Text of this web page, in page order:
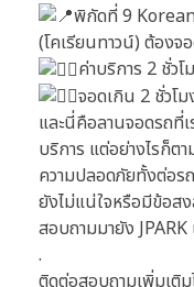
พิกัดที่ 9
(โคเรียนทาวน์) ต้องจ
ค่าบริการ 2 ชั่ว
จอดเกิน 2 ชั่วโม
และนี่คือลานจอดรถที่
บริการ แต่อย่างไรก็ต
ความปลอดภัยทั้งต่อร
ยังไม่แน่ใจหรือมีข้อส
สอบถามมายัง JPARK
.